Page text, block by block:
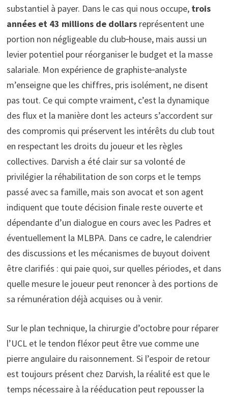
substantiel à payer. Dans le cas qui nous occupe, trois
années et 43 millions de dollarsreprésentent une
portion non négligeable du club‑house, mais aussi un
levier potentiel pour réorganiser le budget et la masse
salariale. Mon expérience de graphiste‑analyste
m’enseigne que les chiffres, pris isolément, ne disent
pas tout. Ce qui compte vraiment, c’est la dynamique
des flux et la manière dont les acteurs s’accordent sur
des compromis qui préservent les intérêts du club tout
en respectant les droits du joueur et les règles
collectives. Darvish a été clair sur sa volonté de
privilégier la réhabilitation de son corps et le temps
passé avec sa famille, mais son avocat et son agent
indiquent que toute décision finale reste ouverte et
dépendante d’un dialogue en cours avec les Padres et
éventuellement la MLBPA. Dans ce cadre, le calendrier
des discussions et les mécanismes de buyout doivent
être clarifiés : qui paie quoi, sur quelles périodes, et dans
quelle mesure le joueur peut renoncer à des portions de
sa rémunération déjà acquises ou à venir.
Sur le plan technique, la chirurgie d’octobre pour réparer
l’UCL et le tendon fléxor peut être vue comme une
pierre angulaire du raisonnement. Si l’espoir de retour
est toujours présent chez Darvish, la réalité est que le
temps nécessaire à la rééducation peut repousser la